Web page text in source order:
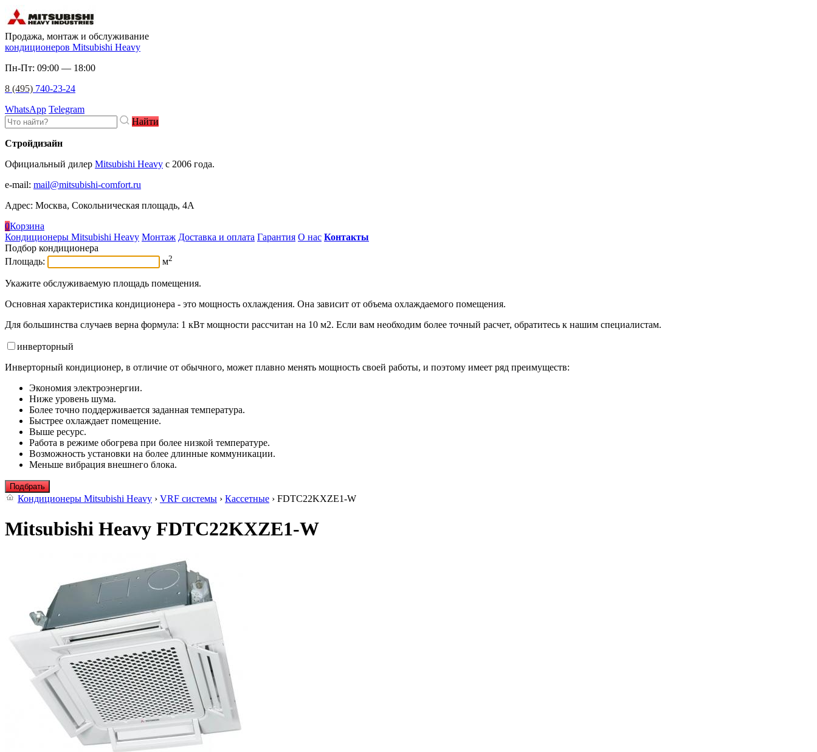
Продажа, монтаж и обслуживание
кондиционеров Mitsubishi Heavy
Пн-Пт: 09:00 — 18:00
8 (495) 740-23-24
WhatsApp Telegram
Найти
Стройдизайн
Официальный дилер Mitsubishi Heavy c 2006 года.
e-mail: mail@mitsubishi-comfort.ru
Адрес: Москва, Сокольническая площадь, 4А
0Корзина
Кондиционеры Mitsubishi Heavy Монтаж Доставка и оплата Гарантия О нас Контакты
Подбор кондиционера
Площадь:
м2
Укажите обслуживаемую площадь помещения.
Основная характеристика кондиционера - это мощность охлаждения. Она зависит от объема охлаждаемого помещения.
Для большинства случаев верна формула: 1 кВт мощности рассчитан на 10 м2. Если вам необходим более точный расчет, обратитесь к нашим специалистам.
инверторный
Инверторный кондиционер, в отличие от обычного, может плавно менять мощность своей работы, и поэтому имеет ряд преимуществ:
Экономия электроэнергии.
Ниже уровень шума.
Более точно поддерживается заданная температура.
Быстрее охлаждает помещение.
Выше ресурс.
Работа в режиме обогрева при более низкой температуре.
Возможность установки на более длинные коммуникации.
Меньше вибрация внешнего блока.
Подбрать
Кондиционеры Mitsubishi Heavy › VRF системы › Кассетные › FDTC22KXZE1-W
Mitsubishi Heavy FDTC22KXZE1-W